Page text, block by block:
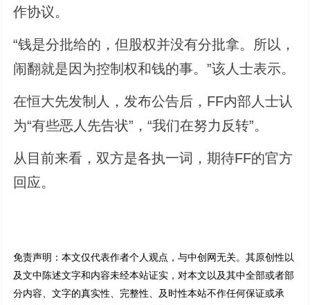
作协议。
“钱是分批给的，但股权并没有分批拿。所以，
闹翻就是因为控制权和钱的事。”该人士表示。
在恒大先发制人，发布公告后，FF内部人士认
为“有些恶人先告状”，“我们在努力反转”。
从目前来看，双方是各执一词，期待FF的官方
回应。
免责声明：本文仅代表作者个人观点，与中创网无关。其原创性以
及文中陈述文字和内容未经本站证实，对本文以及其中全部或者部
分内容、文字的真实性、完整性、及时性本站不作任何保证或承